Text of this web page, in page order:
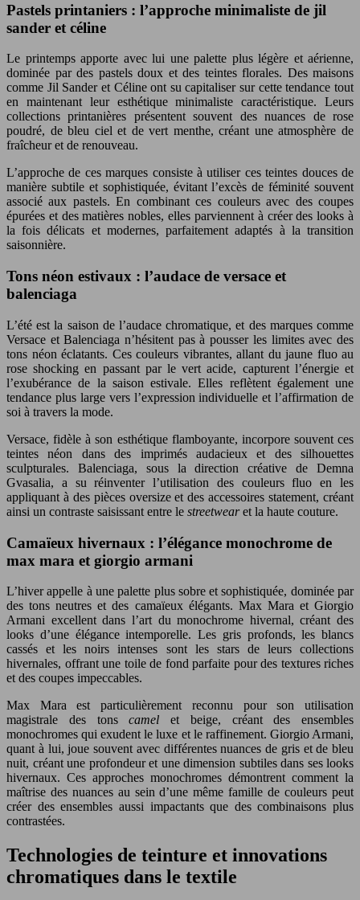
Pastels printaniers : l’approche minimaliste de jil
sander et céline
Le printemps apporte avec lui une palette plus légère et aérienne,
dominée par des pastels doux et des teintes florales. Des maisons
comme Jil Sander et Céline ont su capitaliser sur cette tendance tout
en maintenant leur esthétique minimaliste caractéristique. Leurs
collections printanières présentent souvent des nuances de rose
poudré, de bleu ciel et de vert menthe, créant une atmosphère de
fraîcheur et de renouveau.
L’approche de ces marques consiste à utiliser ces teintes douces de
manière subtile et sophistiquée, évitant l’excès de féminité souvent
associé aux pastels. En combinant ces couleurs avec des coupes
épurées et des matières nobles, elles parviennent à créer des looks à
la fois délicats et modernes, parfaitement adaptés à la transition
saisonnière.
Tons néon estivaux : l’audace de versace et
balenciaga
L’été est la saison de l’audace chromatique, et des marques comme
Versace et Balenciaga n’hésitent pas à pousser les limites avec des
tons néon éclatants. Ces couleurs vibrantes, allant du jaune fluo au
rose shocking en passant par le vert acide, capturent l’énergie et
l’exubérance de la saison estivale. Elles reflètent également une
tendance plus large vers l’expression individuelle et l’affirmation de
soi à travers la mode.
Versace, fidèle à son esthétique flamboyante, incorpore souvent ces
teintes néon dans des imprimés audacieux et des silhouettes
sculpturales. Balenciaga, sous la direction créative de Demna
Gvasalia, a su réinventer l’utilisation des couleurs fluo en les
appliquant à des pièces oversize et des accessoires statement, créant
ainsi un contraste saisissant entre le streetwearet la haute couture.
Camaïeux hivernaux : l’élégance monochrome de
max mara et giorgio armani
L’hiver appelle à une palette plus sobre et sophistiquée, dominée par
des tons neutres et des camaïeux élégants. Max Mara et Giorgio
Armani excellent dans l’art du monochrome hivernal, créant des
looks d’une élégance intemporelle. Les gris profonds, les blancs
cassés et les noirs intenses sont les stars de leurs collections
hivernales, offrant une toile de fond parfaite pour des textures riches
et des coupes impeccables.
Max Mara est particulièrement reconnu pour son utilisation
magistrale des tonscamel et beige, créant des ensembles
monochromes qui exudent le luxe et le raffinement. Giorgio Armani,
quant à lui, joue souvent avec différentes nuances de gris et de bleu
nuit, créant une profondeur et une dimension subtiles dans ses looks
hivernaux. Ces approches monochromes démontrent comment la
maîtrise des nuances au sein d’une même famille de couleurs peut
créer des ensembles aussi impactants que des combinaisons plus
contrastées.
Technologies de teinture et innovations
chromatiques dans le textile